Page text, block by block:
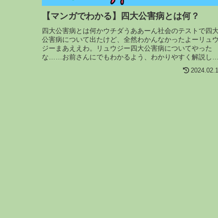
【マンガでわかる】四大公害病とは何？
四大公害病とは何かウチダうああーん社会のテストで四大
公害病について出たけど、全然わかんなかったよーリュウ
ジーまあええわ。リュウジー四大公害病についてやった
な……お前さんにでもわかるよう、わかりやすく解説した